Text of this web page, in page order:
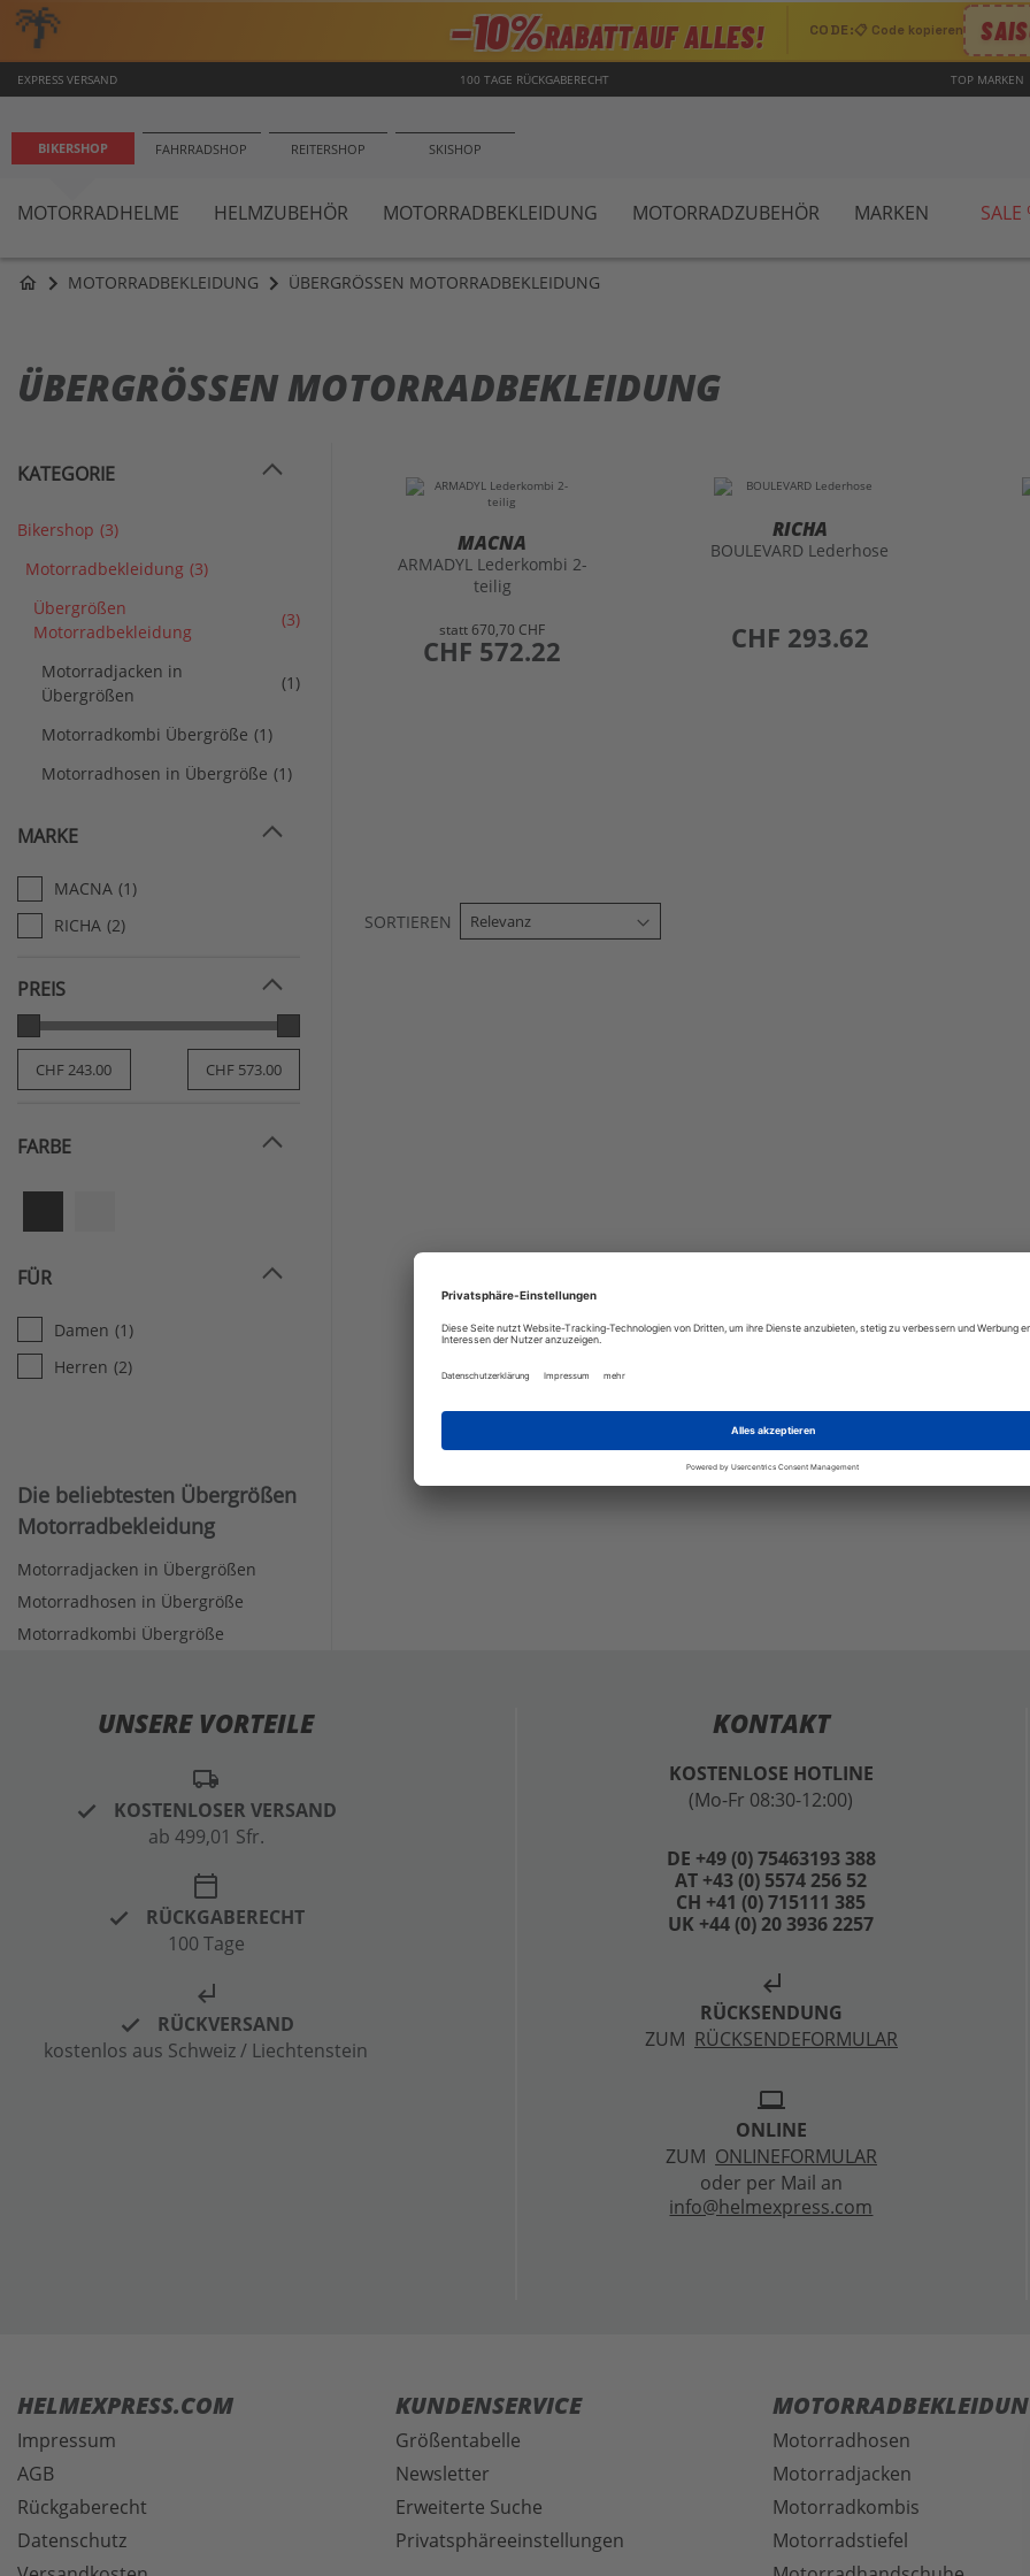
🌴 −10%RABATTAUF ALLES! CODE:📋 Code kopieren
EXPRESS VERSAND 100 TAGE RÜCKGABERECHT TOP MARKEN
BIKERSHOP FAHRRADSHOP REITERSHOP SKISHOP
MOTORRADHELME HELMZUBEHÖR MOTORRADBEKLEIDUNG MOTORRADZUBEHÖR MARKEN SALE
home MOTORRADBEKLEIDUNG ÜBERGRÖSSEN MOTORRADBEKLEIDUNG
ÜBERGRÖSSEN MOTORRADBEKLEIDUNG
MACNA
ARMADYL Lederkombi 2-
teilig
statt 670,70 CHF
preis
CHF 572.22
RICHA
BOULEVARD Lederhose
preis
CHF 293.62
SORTIEREN
KATEGORIE
Bikershop (3)
Motorradbekleidung (3)
Übergrößen
Motorradbekleidung
(3)
Motorradjacken in
Übergrößen
(1)
Motorradkombi Übergröße (1)
Motorradhosen in Übergröße (1)
MARKE
MACNA (1)
RICHA (2)
PREIS
FARBE
FÜR
Damen (1)
Herren (2)
Die beliebtesten Übergrößen
Motorradbekleidung
Motorradjacken in Übergrößen
Motorradhosen in Übergröße
Motorradkombi Übergröße
UNSERE VORTEILE
local_shipping
KOSTENLOSER VERSAND
ab 499,01 Sfr.
calendar_today
RÜCKGABERECHT
100 Tage
subdirectory_arrow_left
RÜCKVERSAND
kostenlos aus Schweiz / Liechtenstein
KONTAKT
KOSTENLOSE HOTLINE
(Mo-Fr 08:30-12:00)
DE +49 (0) 75463193 388
AT +43 (0) 5574 256 52
CH +41 (0) 715111 385
UK +44 (0) 20 3936 2257
subdirectory_arrow_left
RÜCKSENDUNG
ZUM RÜCKSENDEFORMULAR
laptop
ONLINE
ZUM ONLINEFORMULAR
oder per Mail an
info@helmexpress.com
HELMEXPRESS.COM
Impressum
AGB
Rückgaberecht
Datenschutz
KUNDENSERVICE
Größentabelle
Newsletter
Erweiterte Suche
Privatsphäreeinstellungen
Motorradhosen
Motorradjacken
Motorradkombis
Motorradstiefel